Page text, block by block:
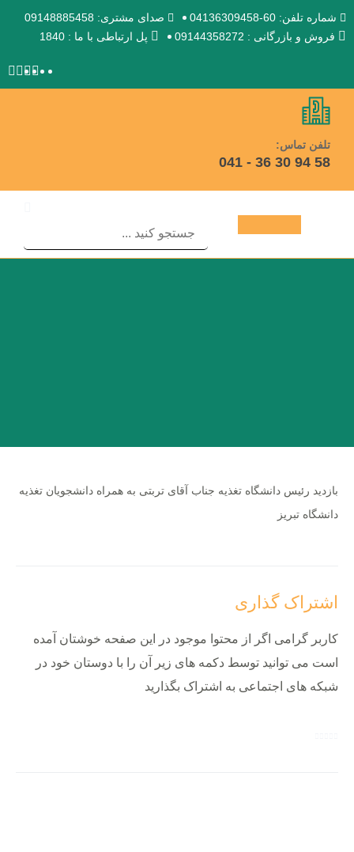
شماره تلفن: 60-04136309458
صدای مشتری: 09148885458
فروش و بازرگانی : 09144358272
پل ارتباطی با ما : 1840
تلفن تماس:
58 94 30 36 - 041
بازدید رئیس دانشگاه تغذیه جناب آقای تربتی به همراه دانشجویان تغذیه
دانشگاه تبریز
اشتراک گذاری
کاربر گرامی اگر از محتوا موجود در این صفحه خوشتان آمده
است می توانید توسط دکمه های زیر آن را با دوستان خود در
شبکه های اجتماعی به اشتراک بگذارید